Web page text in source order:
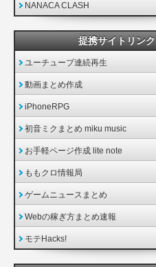
NANACA CLASH
提携サイトリンク
ユーチューブ連続再生
動画まとめ作成
iPhoneRPG
初音ミクまとめ miku music
お手軽ページ作成 lite note
ももクロ情報局
ゲームニュースまとめ
Webの稼ぎ方まとめ速報
モテHacks!